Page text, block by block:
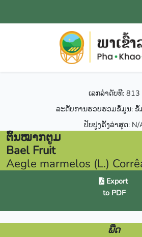
ເລກລຳດັບທີ: 813
ລະດັບການຮວບຮວມຂໍ້ມູນ:
ປັບປູງຄັ້ງລ່າສຸດ: N/
ຕົ້ນໝາກຕູມ
Bael Fruit
Aegle marmelos (L.)
Export
to PDF
ພືດ